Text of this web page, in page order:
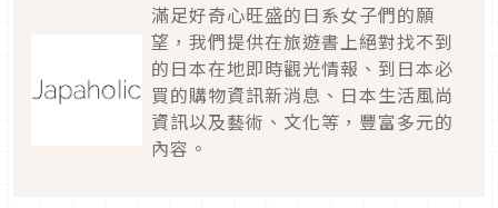
滿足好奇心旺盛的日系女子們的願
望，我們提供在旅遊書上絕對找不到
的日本在地即時觀光情報、到日本必
買的購物資訊新消息、日本生活風尚
資訊以及藝術、文化等，豐富多元的
內容。